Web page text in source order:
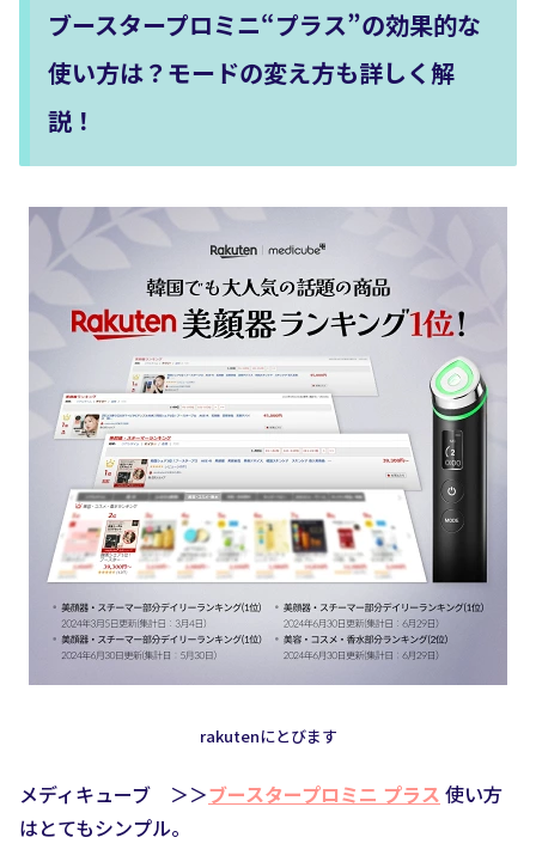
ブースタープロミニ“プラス”の効果的な
使い方は？モードの変え方も詳しく解
説！
rakutenにとびます
メディキューブ ＞＞ブースタープロミニ プラス 使い方
はとてもシンプル。